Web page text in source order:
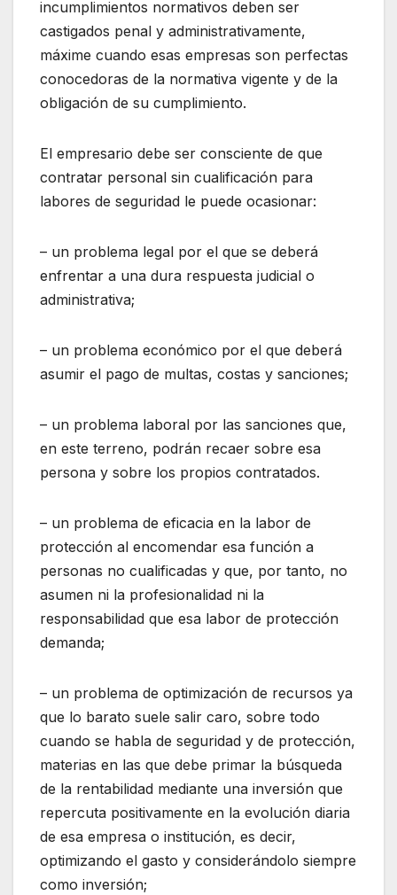
incumplimientos normativos deben ser
castigados penal y administrativamente,
máxime cuando esas empresas son perfectas
conocedoras de la normativa vigente y de la
obligación de su cumplimiento.
El empresario debe ser consciente de que
contratar personal sin cualificación para
labores de seguridad le puede ocasionar:
– un problema legal por el que se deberá
enfrentar a una dura respuesta judicial o
administrativa;
– un problema económico por el que deberá
asumir el pago de multas, costas y sanciones;
– un problema laboral por las sanciones que,
en este terreno, podrán recaer sobre esa
persona y sobre los propios contratados.
– un problema de eficacia en la labor de
protección al encomendar esa función a
personas no cualificadas y que, por tanto, no
asumen ni la profesionalidad ni la
responsabilidad que esa labor de protección
demanda;
– un problema de optimización de recursos ya
que lo barato suele salir caro, sobre todo
cuando se habla de seguridad y de protección,
materias en las que debe primar la búsqueda
de la rentabilidad mediante una inversión que
repercuta positivamente en la evolución diaria
de esa empresa o institución, es decir,
optimizando el gasto y considerándolo siempre
como inversión;